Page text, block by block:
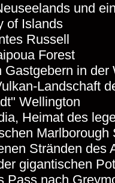
und
of Islands
Russell
Forest
in der
Landschaft
Wellington
Heimat des
Marlborough
Stränden des
gigantischen
Pass nach